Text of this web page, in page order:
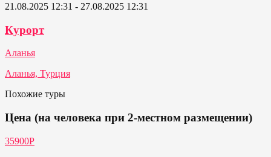
21.08.2025 12:31 - 27.08.2025 12:31
Курорт
Аланья
Аланья, Турция
Похожие туры
Цена (на человека при 2-местном размещении)
35900P